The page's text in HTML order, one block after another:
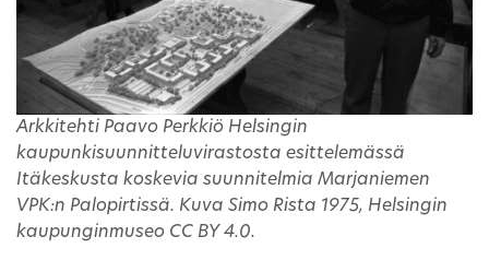
Arkkitehti Paavo Perkkiö Helsingin
kaupunkisuunnitteluvirastosta esittelemässä
Itäkeskusta koskevia suunnitelmia Marjaniemen
VPK:n Palopirtissä. Kuva Simo Rista 1975, Helsingin
kaupunginmuseo CC BY 4.0.